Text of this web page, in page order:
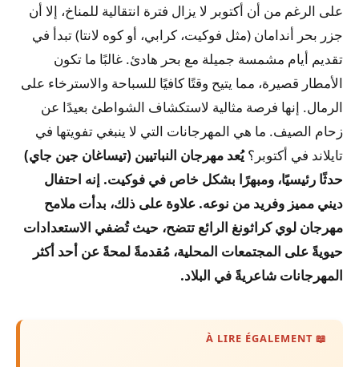
على الرغم من أن أكتوبر لا يزال فترة انتقالية للمناخ، إلا أن
جزر بحر أندامان (مثل فوكيت، كرابي، أو كوه لانتا) تبدأ في
تقديم أيام مشمسة جميلة مع بحر هادئ. غالبًا ما تكون
الأمطار قصيرة، مما يتيح وقتًا كافيًا للسباحة والاسترخاء على
الرمال. إنها فرصة مثالية لاستكشاف الشواطئ بعيدًا عن
زحام الصيف. ما هي المهرجانات التي لا ينبغي تفويتها في
تايلاند في أكتوبر؟يُعد مهرجان النباتيين (تيساغان جين جاي)
حدثًا رئيسيًا، ومبهرًا بشكل خاص في فوكيت. إنه احتفال
ديني مميز وفريد ​​من نوعه. علاوة على ذلك، بدأت ملامح
مهرجان لوي كراثونغ الرائع تتضح، حيث تُضفي الاستعدادات
حيويةً على المجتمعات المحلية، مُقدمةً لمحةً عن أحد أكثر
المهرجانات شاعريةً في البلاد.
📖 À LIRE ÉGALEMENT